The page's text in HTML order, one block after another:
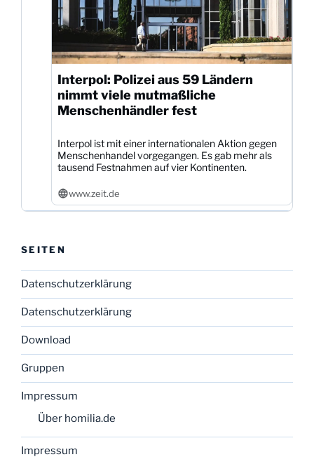
Interpol: Polizei aus 59 Ländern
nimmt viele mutmaßliche
Menschenhändler fest
Interpol ist mit einer internationalen Aktion gegen
Menschenhandel vorgegangen. Es gab mehr als
tausend Festnahmen auf vier Kontinenten.
www.zeit.de
SEITEN
Datenschutzerklärung
Datenschutzerklärung
Download
Gruppen
Impressum
Über homilia.de
Impressum